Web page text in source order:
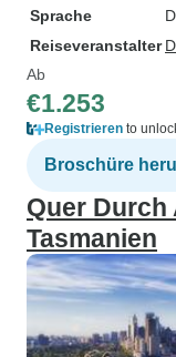
Sprache
Reiseveranstalter
Ab
€1.253
Registrieren to
Broschüre
Quer
Tasmanien